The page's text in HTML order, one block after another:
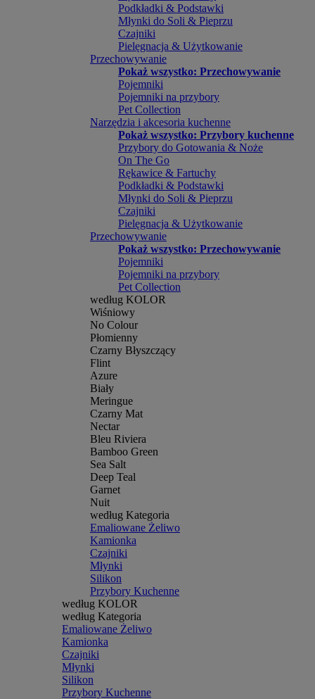
Podkładki & Podstawki
Młynki do Soli & Pieprzu
Czajniki
Pielęgnacja & Użytkowanie
Przechowywanie
Pokaż wszystko: Przechowywanie
Pojemniki
Pojemniki na przybory
Pet Collection
Narzędzia i akcesoria kuchenne
Pokaż wszystko: Przybory kuchenne
Przybory do Gotowania & Noże
On The Go
Rękawice & Fartuchy
Podkładki & Podstawki
Młynki do Soli & Pieprzu
Czajniki
Pielęgnacja & Użytkowanie
Przechowywanie
Pokaż wszystko: Przechowywanie
Pojemniki
Pojemniki na przybory
Pet Collection
według KOLOR
Wiśniowy
No Colour
Płomienny
Czarny Błyszczący
Flint
Azure
Biały
Meringue
Czarny Mat
Nectar
Bleu Riviera
Bamboo Green
Sea Salt
Deep Teal
Garnet
Nuit
według Kategoria
Emaliowane Żeliwo
Kamionka
Czajniki
Młynki
Silikon
Przybory Kuchenne
według KOLOR
według Kategoria
Emaliowane Żeliwo
Kamionka
Czajniki
Młynki
Silikon
Przybory Kuchenne